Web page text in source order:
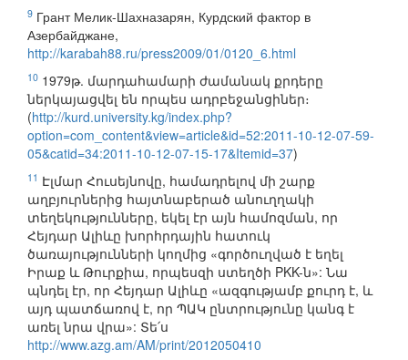
9 Грант Мелик-Шахназарян, Курдский фактор в
Азербайджане,
http://karabah88.ru/press2009/01/0120_6.html
10 1979թ. մարդահամարի ժամանակ քրդերը
ներկայացվել են որպես ադրբեջանցիներ։
(http://kurd.university.kg/index.php?
option=com_content&view=article&id=52:2011-10-12-07-59-
05&catid=34:2011-10-12-07-15-17&Itemid=37)
11 Էլմար Հուսեյնովը, համադրելով մի շարք
աղբյուրներից հայտնաբերած անուղղակի
տեղեկությունները, եկել էր այն համոզման, որ
Հեյդար Ալիևը խորհրդային հատուկ
ծառայությունների կողմից «գործուղված է եղել
Իրաք և Թուրքիա, որպեսզի ստեղծի PKK-ն»: Նա
պնդել էր, որ Հեյդար Ալիևը «ազգությամբ քուրդ է, և
այդ պատճառով է, որ ՊԱԿ ընտրությունը կանգ է
առել նրա վրա»: Տե՛ս
http://www.azg.am/AM/print/2012050410